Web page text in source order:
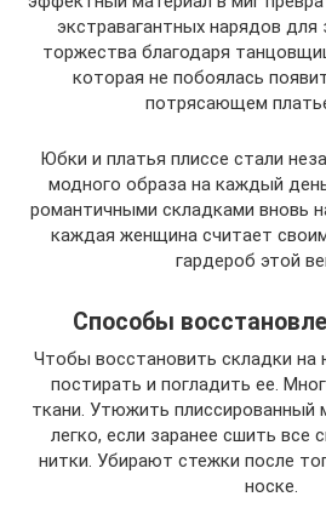
экстравагантных нарядов для
торжества благодаря
которая не побоялась
потрясающем
Юбки и платья плиссе стали
модного образа на каждый
романтичными складками вновь
каждая женщина считает
гардероб этой
Способы
Чтобы восстановить складки на
постирать и погладить ее.
ткани. Утюжить плиссированный
легко, если заранее сшить все
нитки. Убирают стежки после
носке.